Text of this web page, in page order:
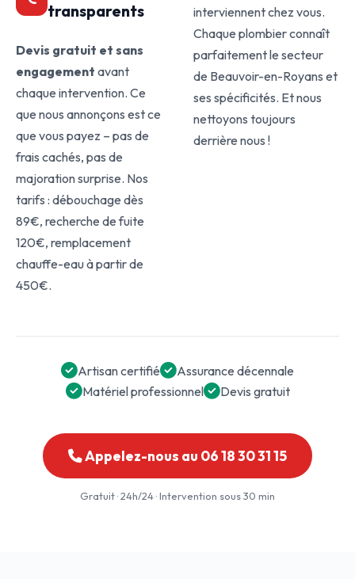
transparents
Devis gratuit et sans
engagement avant
chaque intervention. Ce
que nous annonçons est ce
que vous payez – pas de
frais cachés, pas de
majoration surprise. Nos
tarifs : débouchage dès
89€, recherche de fuite
120€, remplacement
chauffe-eau à partir de
450€.
interviennent chez vous.
Chaque plombier connaît
parfaitement le secteur
de Beauvoir-en-Royans et
ses spécificités. Et nous
nettoyons toujours
derrière nous !
Artisan certifié
Assurance décennale
Matériel professionnel
Devis gratuit
Appelez-nous au 06 18 30 31 15
Gratuit · 24h/24 · Intervention sous 30 min